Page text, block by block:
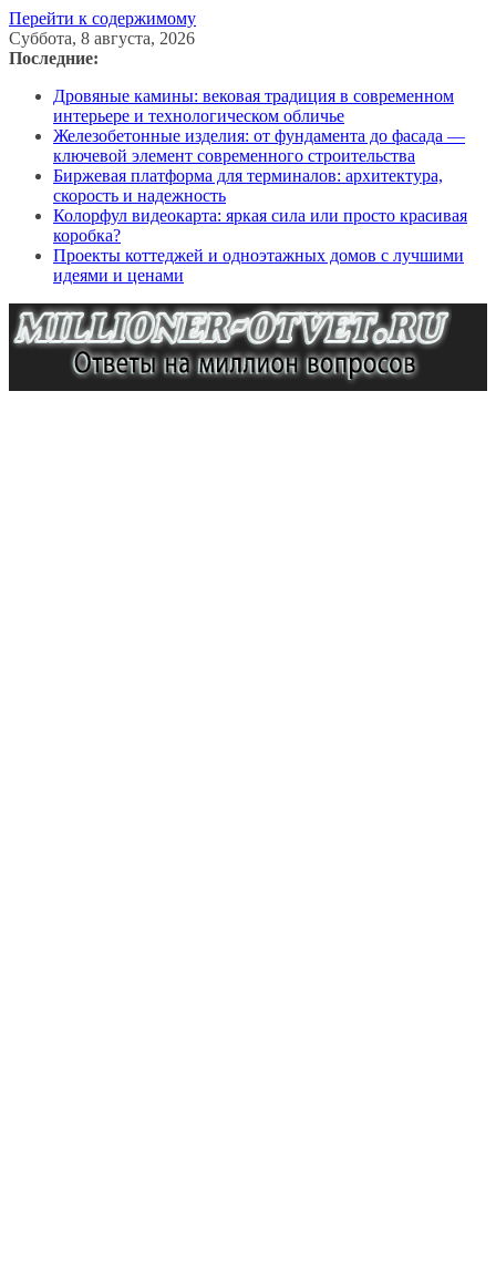
Перейти к содержимому
Суббота, 8 августа, 2026
Последние:
Дровяные камины: вековая традиция в современном
интерьере и технологическом обличье
Железобетонные изделия: от фундамента до фасада —
ключевой элемент современного строительства
Биржевая платформа для терминалов: архитектура,
скорость и надежность
Колорфул видеокарта: яркая сила или просто красивая
коробка?
Проекты коттеджей и одноэтажных домов с лучшими
идеями и ценами